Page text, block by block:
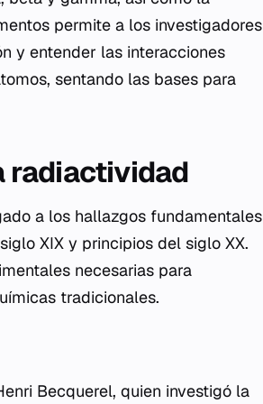
permite a los investigadores
y entender las interacciones
sentando las bases para
radiactividad
a los hallazgos fundamentales
XIX y principios del siglo XX.
necesarias para
tradicionales.
Becquerel, quien investigó la